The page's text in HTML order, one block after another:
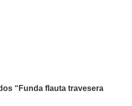
“Funda flauta travesera